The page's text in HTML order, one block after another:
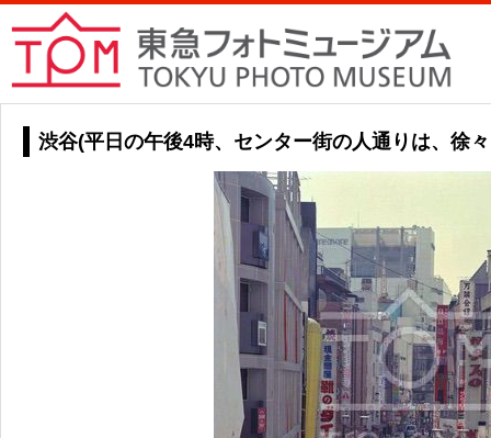
渋谷(平日の午後4時、センター街の人通りは、徐